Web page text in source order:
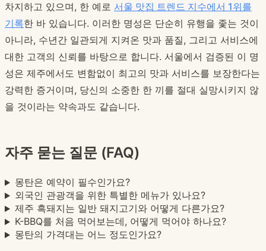
차지하고 있으며, 한 예로 서울 맛집 트렌드 지수에서 1위를
기록한 바 있습니다. 이러한 명성은 단순히 유행을 좇는 것이
아니라, 수년간 일관되게 지켜온 맛과 품질, 그리고 서비스에
대한 고객의 신뢰를 바탕으로 합니다. 서울에서 검증된 이 명
성은 제주에서도 변함없이 최고의 맛과 서비스를 보장한다는
강력한 증거이며, 당신의 소중한 한 끼를 절대 실망시키지 않
을 것이라는 약속과도 같습니다.
자주 묻는 질문 (FAQ)
몽탄은 예약이 필수인가요?
외국인 관광객을 위한 특별한 메뉴가 있나요?
제주 흑돼지는 일반 돼지고기와 어떻게 다른가요?
K-BBQ를 처음 먹어보는데, 어떻게 먹어야 하나요?
몽탄의 가격대는 어느 정도인가요?